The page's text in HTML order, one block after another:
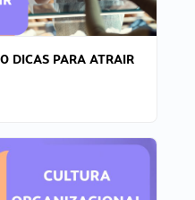
DICAS PARA ATRAIR